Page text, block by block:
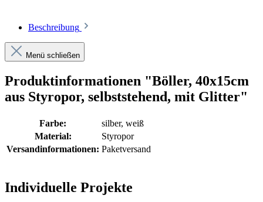
Beschreibung
Menü schließen
Produktinformationen "Böller, 40x15cm
aus Styropor, selbststehend, mit Glitter"
Farbe: silber, weiß
Material:
Styropor
Versandinformationen: Paketversand
Individuelle Projekte